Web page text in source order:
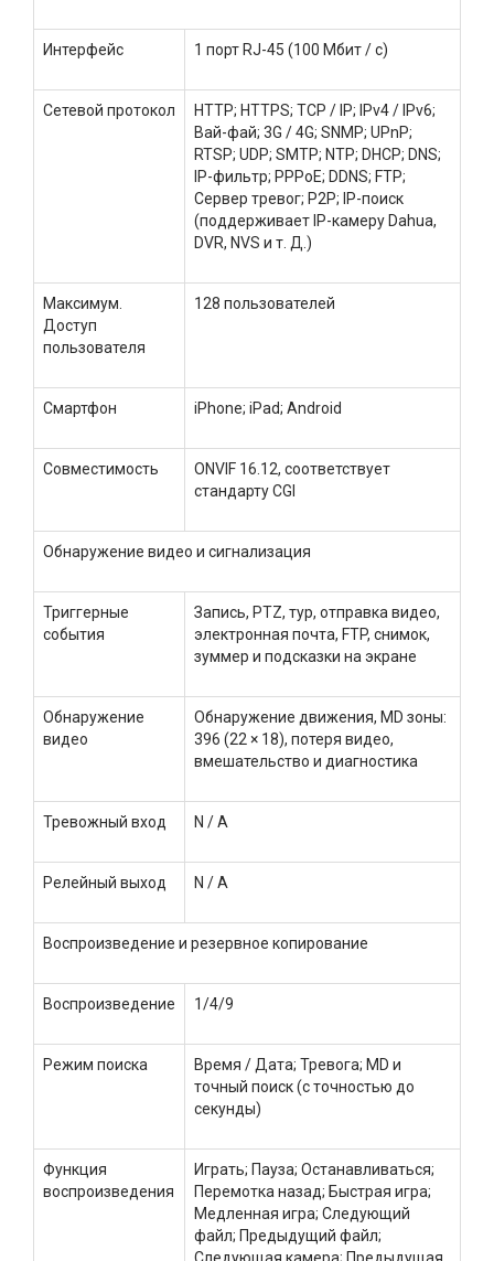
Интерфейс 1 порт RJ-45 (100 Мбит / с)
Сетевой протокол
HTTP; HTTPS; TCP / IP; IPv4 / IPv6;
Вай-фай; 3G / 4G; SNMP; UPnP;
RTSP; UDP; SMTP; NTP; DHCP; DNS;
IP-фильтр; PPPoE; DDNS; FTP;
Сервер тревог; P2P; IP-поиск
(поддерживает IP-камеру Dahua,
DVR, NVS и т. Д.)
Максимум.
Доступ
пользователя
128 пользователей
Смартфон iPhone; iPad; Android
Совместимость
ONVIF 16.12, соответствует
стандарту CGI
Обнаружение видео и сигнализация
Триггерные
события
Запись, PTZ, тур, отправка видео,
электронная почта, FTP, снимок,
зуммер и подсказки на экране
Обнаружение
видео
Обнаружение движения, MD зоны:
396 (22 × 18), потеря видео,
вмешательство и диагностика
Тревожный вход N / A
Релейный выход N / A
Воспроизведение и резервное копирование
Воспроизведение 1/4/9
Режим поиска
Время / Дата; Тревога; MD и
точный поиск (с точностью до
секунды)
Функция
воспроизведения
Играть; Пауза; Останавливаться;
Перемотка назад; Быстрая игра;
Медленная игра; Следующий
файл; Предыдущий файл;